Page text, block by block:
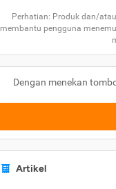
Perhatian: Produk dan/
membantu pengguna
Dengan menekan
Artikel